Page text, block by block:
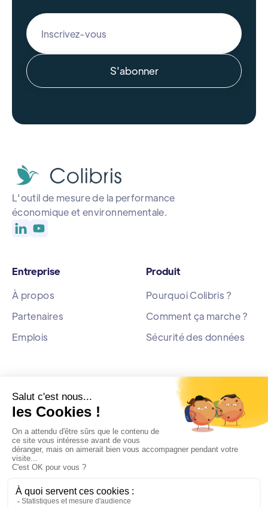
L'outil de mesure de la performance
économique et environnementale.
Entreprise
À propos
Partenaires
Emplois
Produit
Pourquoi Colibris ?
Comment ça marche ?
Sécurité des données
Blog
Actualités
Livre Blanc